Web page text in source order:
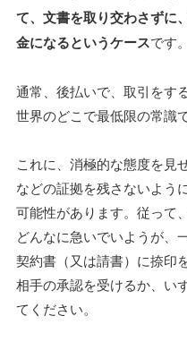
て、文書を取り交わさずに
金になるというケースです。
通常、後払いで、取引をす
世界のどこで最低限の常識で
これに、消極的な態度を見
などの証拠を残さないよう
可能性があります。従って
どんなに急いでいようが、
契約書（又は請書）に捺印
相手の承認を受けるか、い
てください。